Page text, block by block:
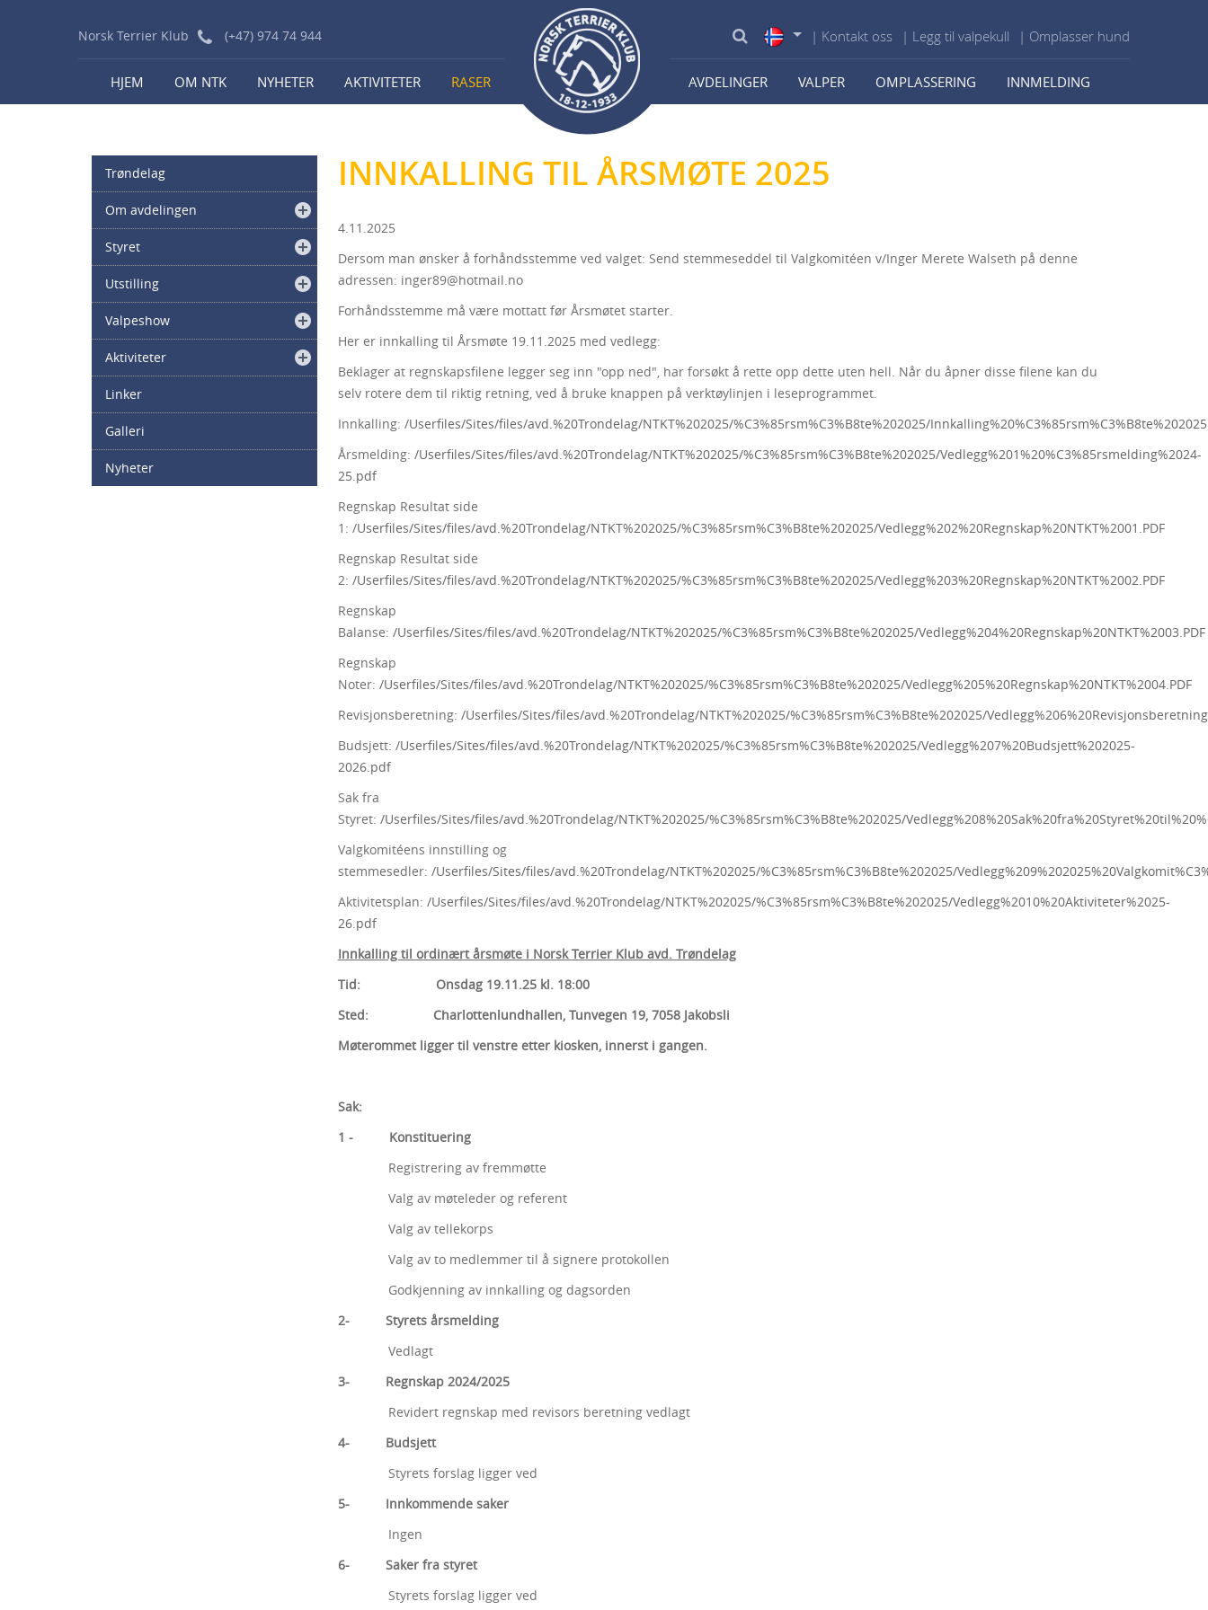
Norsk Terrier Klub (+47) 974 74 944 | Kontakt oss | Legg til valpekull | Omplasser hund
HJEM OM NTK NYHETER AKTIVITETER RASER AVDELINGER VALPER OMPLASSERING INNMELDING
Trøndelag
Om avdelingen
Styret
Utstilling
Valpeshow
Aktiviteter
Linker
Galleri
Nyheter
INNKALLING TIL ÅRSMØTE 2025
4.11.2025
Dersom man ønsker å forhåndsstemme ved valget: Send stemmeseddel til Valgkomitéen v/Inger Merete Walseth på denne
adressen: inger89@hotmail.no
Forhåndsstemme må være mottatt før Årsmøtet starter.
Her er innkalling til Årsmøte 19.11.2025 med vedlegg:
Beklager at regnskapsfilene legger seg inn "opp ned", har forsøkt å rette opp dette uten hell. Når du åpner disse filene kan du
selv rotere dem til riktig retning, ved å bruke knappen på verktøylinjen i leseprogrammet.
Innkalling: /Userfiles/Sites/files/avd.%20Trondelag/NTKT%202025/%C3%85rsm%C3%B8te%202025/
Årsmelding: /Userfiles/Sites/files/avd.%20Trondelag/NTKT%202025/%C3%85rsm%C3%B8te%202025/Vedlegg%201%20%C3%85rsmelding%2024-
25.pdf
Regnskap Resultat side
1: /Userfiles/Sites/files/avd.%20Trondelag/NTKT%202025/%C3%85rsm%C3%B8te%202025/Vedlegg%202%20Regnskap%20NTKT%2001.PDF
Regnskap Resultat side
2: /Userfiles/Sites/files/avd.%20Trondelag/NTKT%202025/%C3%85rsm%C3%B8te%202025/Vedlegg%203%20Regnskap%20NTKT%2002.PDF
Regnskap
Balanse: /Userfiles/Sites/files/avd.%20Trondelag/NTKT%202025/%C3%85rsm%C3%B8te%202025/Vedlegg%204%20Regnskap%20NTKT%2003.PDF
Regnskap
Noter: /Userfiles/Sites/files/avd.%20Trondelag/NTKT%202025/%C3%85rsm%C3%B8te%202025/Vedlegg%205%20Regnskap%20NTKT%2004.PDF
Revisjonsberetning: /Userfiles/Sites/files/avd.%20Trondelag/NTKT%202025/%C3%85rsm%C3%B8te%202025/
Budsjett: /Userfiles/Sites/files/avd.%20Trondelag/NTKT%202025/%C3%85rsm%C3%B8te%202025/Vedlegg%207%20Budsjett%202025-
2026.pdf
Sak fra
Styret: /Userfiles/Sites/files/avd.%20Trondelag/NTKT%202025/%C3%85rsm%C3%B8te%202025/
Valgkomitéens innstilling og
stemmesedler: /Userfiles/Sites/files/avd.%20Trondelag/NTKT%202025/%C3%85rsm%C3%B8te%202025/
Aktivitetsplan: /Userfiles/Sites/files/avd.%20Trondelag/NTKT%202025/%C3%85rsm%C3%B8te%202025/Vedlegg%2010%20Aktiviteter%2025-
26.pdf
Innkalling til ordinært årsmøte i Norsk Terrier Klub avd. Trøndelag
Tid: Onsdag 19.11.25 kl. 18:00
Sted: Charlottenlundhallen, Tunvegen 19, 7058 Jakobsli
Møterommet ligger til venstre etter kiosken, innerst i gangen.
Sak:
1 - Konstituering
Registrering av fremmøtte
Valg av møteleder og referent
Valg av tellekorps
Valg av to medlemmer til å signere protokollen
Godkjenning av innkalling og dagsorden
2- Styrets årsmelding
Vedlagt
3- Regnskap 2024/2025
Revidert regnskap med revisors beretning vedlagt
4- Budsjett
Styrets forslag ligger ved
5- Innkommende saker
Ingen
6- Saker fra styret
Styrets forslag ligger ved